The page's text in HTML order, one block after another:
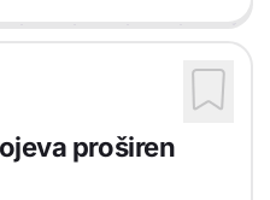
proširen